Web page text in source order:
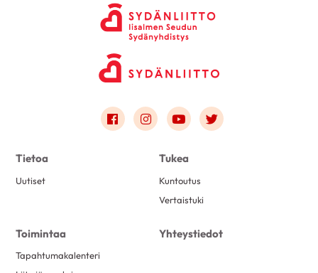
Link to facebook
Link to instagram
Link to youtube
Link to twitter
Tietoa
Uutiset
Tukea
Kuntoutus
Vertaistuki
Toimintaa
Tapahtumakalenteri
Yhteystiedot